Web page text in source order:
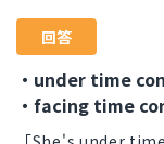
回答
・under time
・facing time